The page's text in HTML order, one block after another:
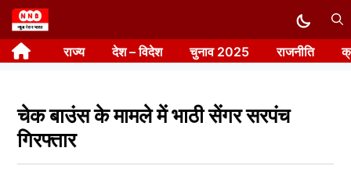
Skip
to
content राज्य देश – विदेश चुनाव 2025 राजनीति
चेक बाउंस के मामले में भाठी सेंगर सरपंच
गिरफ्तार